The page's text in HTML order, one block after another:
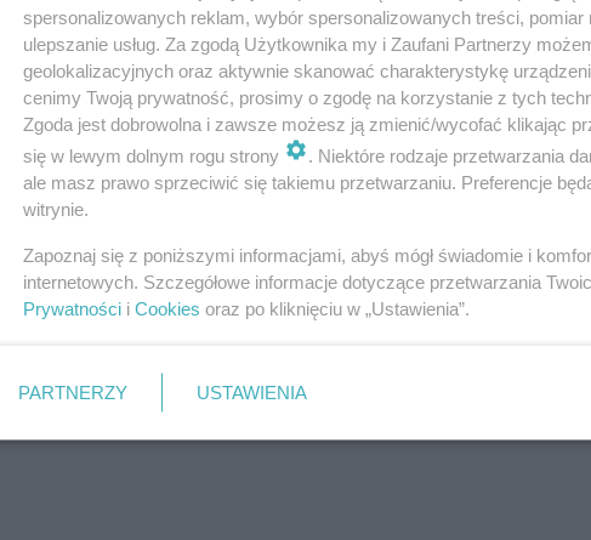
tym czasie nie będzie możliwości ich wypożyczenia -
Bartosz Małecki, Senior Operations Manager, Bolt
Polsce.
spersonalizowanych reklam, wybór spersonalizowanych treści,
ulepszanie usług. Za zgodą Użytkownika my i Zaufani Partnerzy
geolokalizacyjnych oraz aktywnie skanować charakterystykę
cenimy Twoją prywatność, prosimy o zgodę na korzystanie z tych
Zgoda jest dobrowolna i zawsze możesz ją zmienić/wycofać klikając
się w lewym dolnym rogu strony
. Niektóre rodzaje przetwarzania
ale masz prawo sprzeciwić się takiemu przetwarzaniu. Preferencje
witrynie.
Zapoznaj się z poniższymi informacjami, abyś mógł świadomie i
internetowych. Szczegółowe informacje dotyczące przetwarzania
Prywatności i Cookies oraz po kliknięciu w „Ustawienia”.
PARTNERZY USTAWIENIA